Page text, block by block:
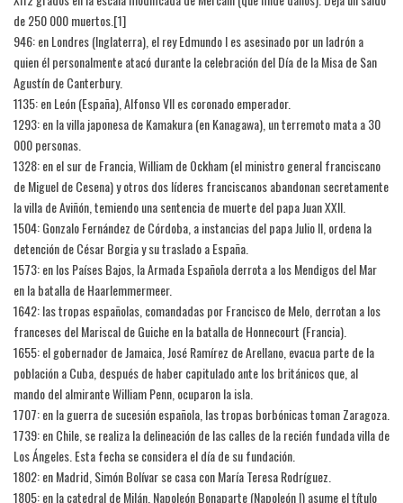
de 250 000 muertos.[1]​
946: en Londres (Inglaterra), el rey Edmundo I es asesinado por un ladrón a
quien él personalmente atacó durante la celebración del Día de la Misa de San
Agustín de Canterbury.
1135: en León (España), Alfonso VII es coronado emperador.
1293: en la villa japonesa de Kamakura (en Kanagawa), un terremoto mata a 30
000 personas.
1328: en el sur de Francia, William de Ockham (el ministro general franciscano
de Miguel de Cesena) y otros dos líderes franciscanos abandonan secretamente
la villa de Aviñón, temiendo una sentencia de muerte del papa Juan XXII.
1504: Gonzalo Fernández de Córdoba, a instancias del papa Julio II, ordena la
detención de César Borgia y su traslado a España.
1573: en los Países Bajos, la Armada Española derrota a los Mendigos del Mar
en la batalla de Haarlemmermeer.
1642: las tropas españolas, comandadas por Francisco de Melo, derrotan a los
franceses del Mariscal de Guiche en la batalla de Honnecourt (Francia).
1655: el gobernador de Jamaica, José Ramírez de Arellano, evacua parte de la
población a Cuba, después de haber capitulado ante los británicos que, al
mando del almirante William Penn, ocuparon la isla.
1707: en la guerra de sucesión española, las tropas borbónicas toman Zaragoza.
1739: en Chile, se realiza la delineación de las calles de la recién fundada villa de
Los Ángeles. Esta fecha se considera el día de su fundación.
1802: en Madrid, Simón Bolívar se casa con María Teresa Rodríguez.
1805: en la catedral de Milán, Napoleón Bonaparte (Napoleón I) asume el título